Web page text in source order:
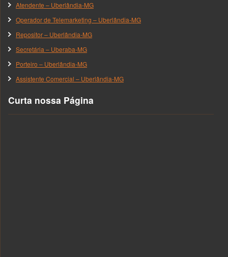
Atendente – Uberlândia-MG
Operador de Telemarketing – Uberlândia-MG
Repositor – Uberlândia-MG
Secretária – Uberaba-MG
Porteiro – Uberlândia-MG
Assistente Comercial – Uberlândia-MG
Curta nossa Página